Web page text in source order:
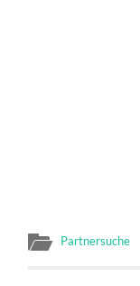
Partnersuche